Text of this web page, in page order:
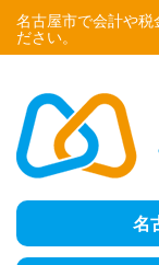
名古屋市で会計や税
ださい。
名